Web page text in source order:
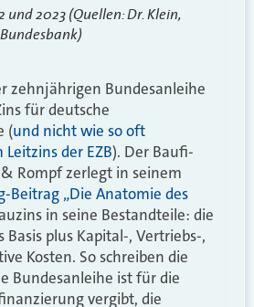
2023 (Quellen: Dr. Klein,
zehnjährigen Bundesanleihe
für deutsche
(und nicht wie so oft
der EZB). Der Baufi-
Rompf zerlegt in seinem
Beitrag „Die Anatomie des
in seine Bestandteile: die
Basis plus Kapital-, Vertriebs-,
Kosten. So schreiben die
Bundesanleihe ist für die
vergibt, die